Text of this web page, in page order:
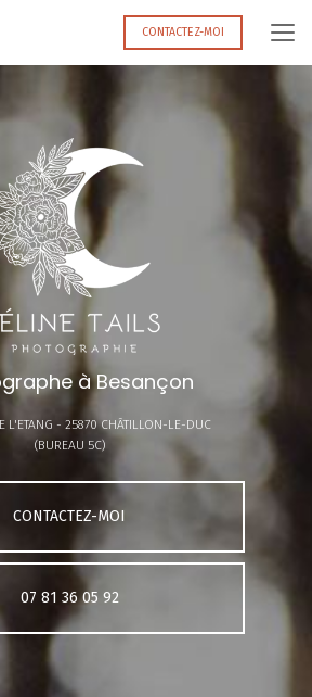
CONTACTEZ-MOI
à Besançon
L'ETANG - 25870 CHÂTILLON-LE-DUC
(BUREAU 5C)
CONTACTEZ-MOI
07 81 36 05 92